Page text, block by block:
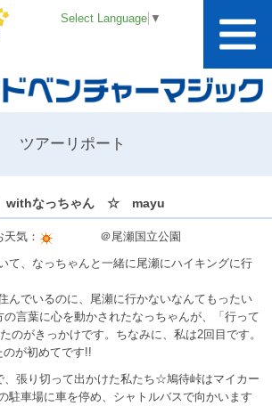
Select Language ▼
ツアーリポート
withなっちゃん ☆ mayu
気： ＠尾瀬国立公園
て、なっちゃんと一緒に尾瀬にハイキングに行
んでいるのに、尾瀬に行かないなんてもったい
言葉に心を動かされたなっちゃんが、「行って
のがきっかけです。ちなみに、私は2回目です。
が初めてです!!
、張り切って出かけた私たち☆鳩待峠はマイカー
駐車場に車を停め、シャトルバスで向かいます